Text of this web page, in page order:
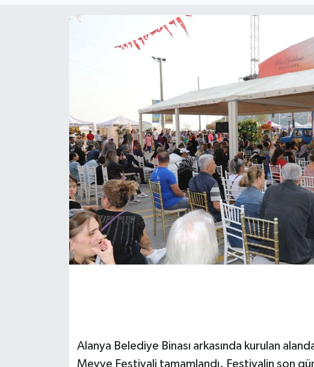
Alanya Belediye Binası arkasında kurulan
Meyve Festivali tamamlandı. Festivalin son